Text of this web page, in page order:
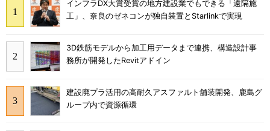
インフラDX大賞受賞の地方建設業でもできる「遠隔施
工」、奈良のゼネコンが独自装置とStarlinkで実現
3D鉄筋モデルから加工用データまで連携、構造設計事
務所が開発したRevitアドイン
建設廃プラ活用の高耐久アスファルト舗装開発、鹿島グ
ループ内で資源循環